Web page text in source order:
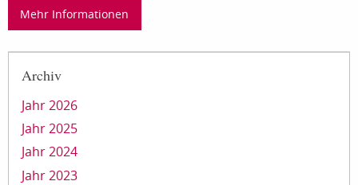
Mehr Informationen
Archiv
Jahr 2026
Jahr 2025
Jahr 2024
Jahr 2023